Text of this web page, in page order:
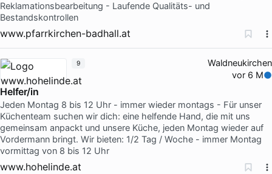
Reklamationsbearbeitung - Laufende Qualitäts- und
Bestandskontrollen
www.pfarrkirchen-badhall.at
Waldneukirchen
vor 6 M
Helfer/in
Jeden Montag 8 bis 12 Uhr - immer wieder montags - Für unser
Küchenteam suchen wir dich: eine helfende Hand, die mit uns
gemeinsam anpackt und unsere Küche, jeden Montag wieder auf
Vordermann bringt. Wir bieten: 1/2 Tag / Woche - immer Montag
vormittag von 8 bis 12 Uhr
www.hohelinde.at
9